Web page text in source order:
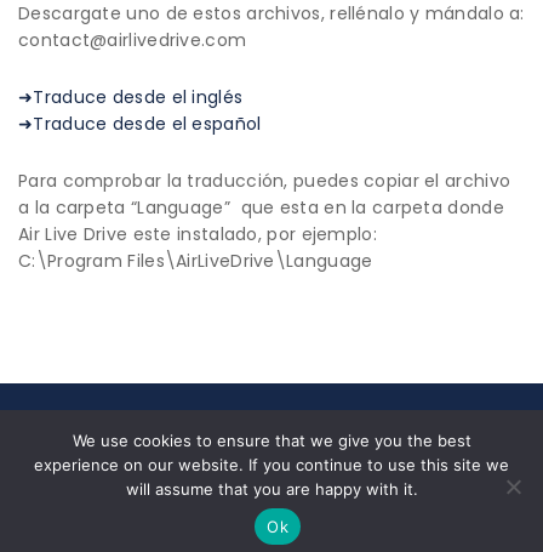
Descargate uno de estos archivos, rellénalo y mándalo a:
contact@airlivedrive.com
➜Traduce desde el inglés
➜Traduce desde el español
Para comprobar la traducción, puedes copiar el archivo
a la carpeta “Language” que esta en la carpeta donde
Air Live Drive este instalado, por ejemplo:
C:\Program Files\AirLiveDrive\Language
© 2026 All Rights Reserved|Privacy Policy |End User
License Agreement
Nosotros✉ contact@airlivedrive.com |
Facebook/airlivedrive.software
We use cookies to ensure that we give you the best
experience on our website. If you continue to use this site we
will assume that you are happy with it.
Ok